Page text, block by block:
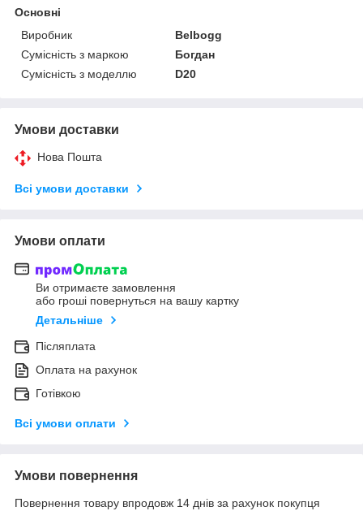
Основні
Виробник
Belbogg
Сумісність з маркою
Богдан
Сумісність з моделлю
D20
Умови доставки
Нова Пошта
Всі умови доставки
Умови оплати
Ви отримаєте замовлення
або гроші повернуться на вашу картку
Детальніше
Післяплата
Оплата на рахунок
Готівкою
Всі умови оплати
Умови повернення
Повернення товару впродовж 14 днів за рахунок покупця